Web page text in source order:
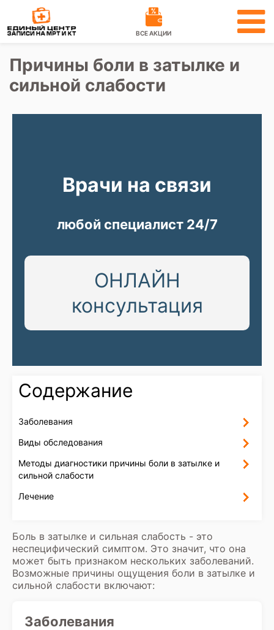
ВСЕ АКЦИИ
Причины боли в затылке и
сильной слабости
ОНЛАЙН
консультация
любой специалист 24/7
Врачи на связи
Содержание
Заболевания
Виды обследования
Методы диагностики причины боли в затылке и
сильной слабости
Лечение
Боль в затылке и сильная слабость - это
неспецифический симптом. Это значит, что она
может быть признаком нескольких заболеваний.
Возможные причины ощущения боли в затылке и
сильной слабости включают:
Заболевания